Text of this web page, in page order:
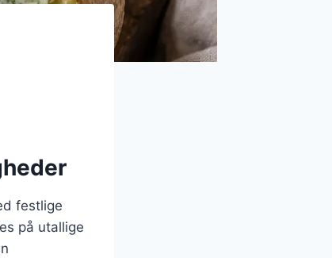
festlige
på utallige